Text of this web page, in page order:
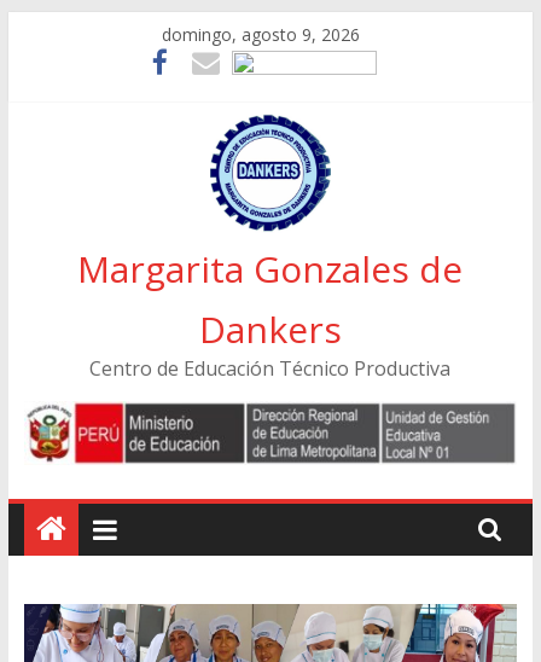
domingo, agosto 9, 2026
Margarita Gonzales de
Dankers
Centro de Educación Técnico Productiva